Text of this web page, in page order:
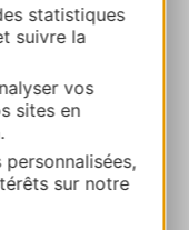
statistiques
suivre la
vos
sites en
sur notre